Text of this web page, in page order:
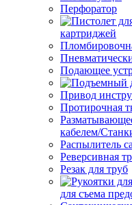
Перфоратор
картриджей
Подающее
Привод
Протирочная
кабелем/
Распылитель
Реверсивная
Резак для труб
для съема